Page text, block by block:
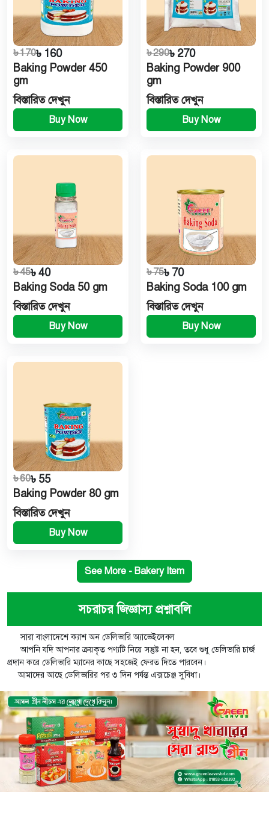
৳ 170৳ 160
Baking Powder 450
gm
বিস্তারিত দেখুন
Buy Now
৳ 290৳ 270
Baking Powder 900
gm
বিস্তারিত দেখুন
Buy Now
৳ 45৳ 40
Baking Soda 50 gm
বিস্তারিত দেখুন
Buy Now
৳ 75৳ 70
Baking Soda 100 gm
বিস্তারিত দেখুন
Buy Now
৳ 60৳ 55
Baking Powder 80 gm
বিস্তারিত দেখুন
Buy Now
See More - Bakery Item
সচরাচর জিজ্ঞাস্য প্রশ্নাবলি
সারা বাংলাদেশে ক্যাশ অন ডেলিভারি অ্যাভেইলেবল
আপনি যদি আপনার ক্রয়কৃত পণ্যটি নিয়ে সন্তুষ্ট না হন, তবে শুধু ডেলিভারি চার্জ
প্রদান করে ডেলিভারি ম্যানের কাছে সহজেই ফেরত দিতে পারবেন।
আমাদের আছে ডেলিভারির পর ৩ দিন পর্যন্ত এক্সচেঞ্জ সুবিধা।